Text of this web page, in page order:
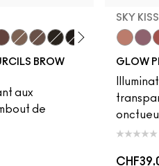
BROW
aux
de
SKY
GLOW